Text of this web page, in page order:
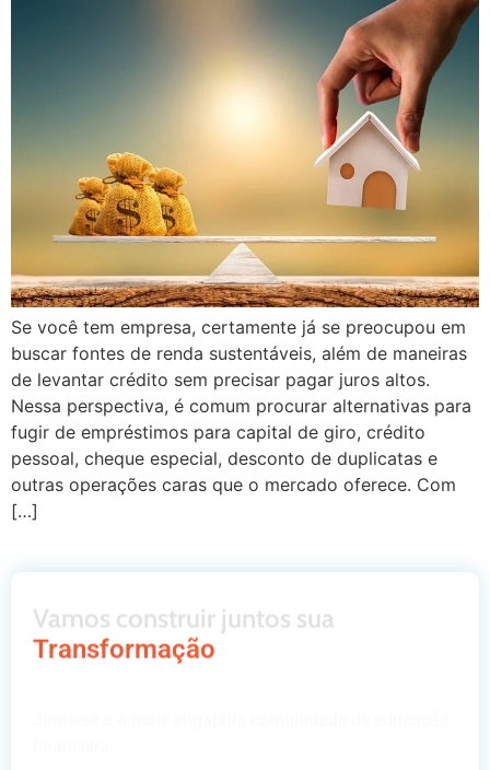
Se você tem empresa, certamente já se preocupou em
buscar fontes de renda sustentáveis, além de maneiras
de levantar crédito sem precisar pagar juros altos.
Nessa perspectiva, é comum procurar alternativas para
fugir de empréstimos para capital de giro, crédito
pessoal, cheque especial, desconto de duplicatas e
outras operações caras que o mercado oferece. Com
[…]
Vamos construir juntos sua
Transformação